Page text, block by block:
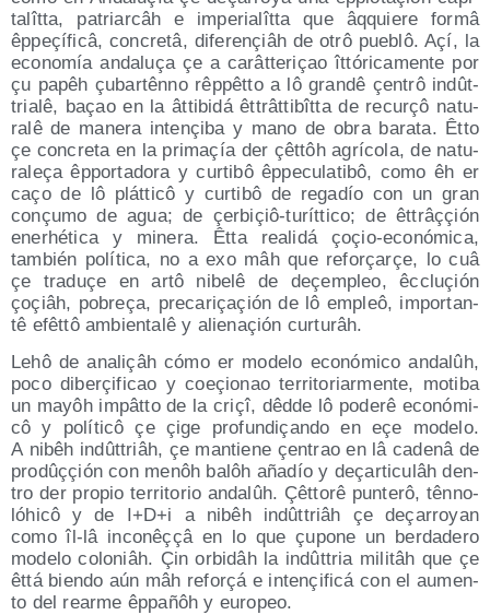
ta­lît­ta, patriar­câh e impe­ria­lît­ta que âqquie­re for­mâ
êppeçí­fi­câ, con­cre­tâ, dife­re­nçiâh de otrô pue­blô. Açí, la
eco­no­mía anda­luça çe a carât­te­riçao îttó­ri­ca­men­te por
çu papêh çubar­tênno rêp­pêt­to a lô gran­dê çen­trô indût­
tria­lê, baçao en la âtti­bi­dá êttrât­ti­bît­ta de recu­rçô natu­
ra­lê de mane­ra inte­nçi­ba y mano de obra bara­ta. Êtto
çe con­cre­ta en la pri­maçía der çêt­tôh agrí­co­la, de natu­
ra­leça êppor­ta­do­ra y cur­ti­bô êppe­cu­la­ti­bô, como êh er
caço de lô plát­ti­cô y cur­ti­bô de rega­dío con un gran
conçu­mo de agua; de çer­biçiô-turít­ti­co; de êttrâççión
enerhé­ti­ca y mine­ra. Êtta reali­dá çoçio-eco­nó­mi­ca,
tam­bién polí­ti­ca, no a exo mâh que refo­rça­rçe, lo cuâ
çe tra­duçe en artô nibe­lê de deçem­pleo, êccluçión
çoçiâh, pobreça, pre­ca­riçaçión de lô empleô, impor­tan­
tê efêt­tô ambien­ta­lê y alie­naçión curturâh.
Lehô de ana­liçâh cómo er mode­lo eco­nó­mi­co anda­lûh,
poco dibe­rçi­fi­cao y coeçio­nao terri­to­riar­men­te, moti­ba
un mayôh impât­to de la criçî, dêd­de lô pode­rê eco­nó­mi­
cô y polí­ti­cô çe çige pro­fun­diçan­do en eçe mode­lo.
A nibêh indût­triâh, çe man­tie­ne çen­trao en lâ cade­nâ de
pro­dûççión con menôh balôh aña­dío y deçar­ti­cu­lâh den­
tro der pro­pio terri­to­rio anda­lûh. Çêt­to­rê pun­te­rô, tên­no­
lóhi­cô y de I+D+i a nibêh indût­triâh çe deça­rro­yan
como îl-lâ inco­nêççâ en lo que çupo­ne un ber­da­de­ro
mode­lo colo­niâh. Çin orbi­dâh la indût­tria mili­tâh que çe
êttá bien­do aún mâh refo­rçá e inte­nçi­fi­cá con el aumen­
to del rear­me êppa­ñôh y europeo.